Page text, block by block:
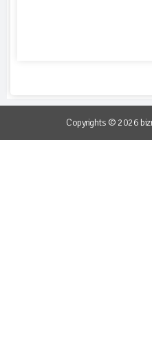
Copyrights © 2026